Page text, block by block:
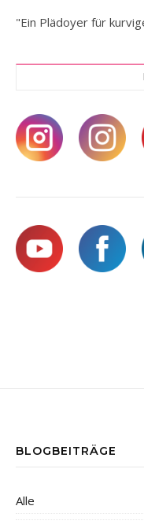
"Ein Plädoyer für
BLOGBEITRÄGE
Alle